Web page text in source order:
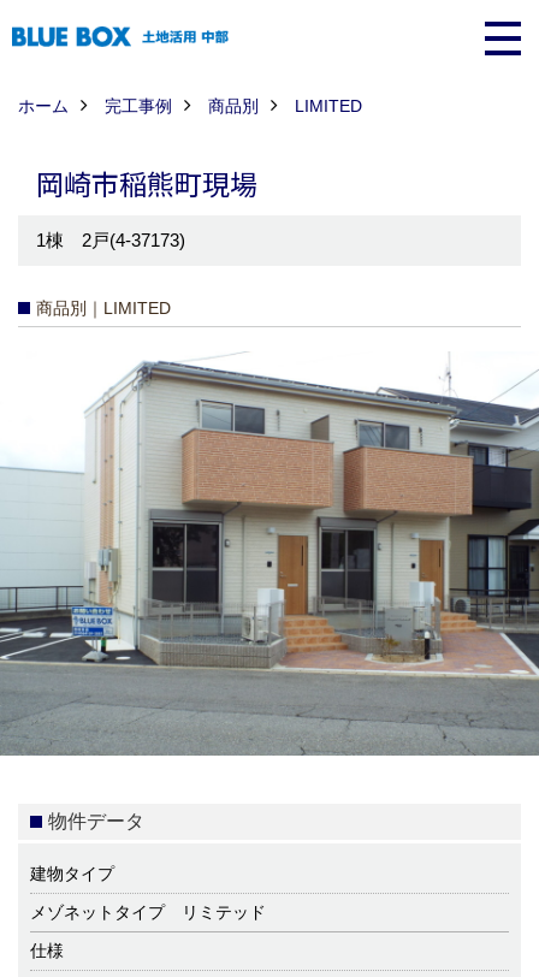
ホーム 完工事例 商品別 LIMITED
岡崎市稲熊町現場
1棟 2戸(4-37173)
商品別｜LIMITED
物件データ
建物タイプ
メゾネットタイプ リミテッド
仕様